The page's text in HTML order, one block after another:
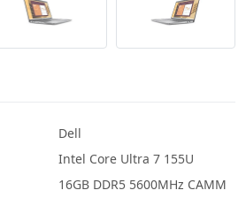
Dell
Intel Core Ultra 7 155U
16GB DDR5 5600MHz CAMM